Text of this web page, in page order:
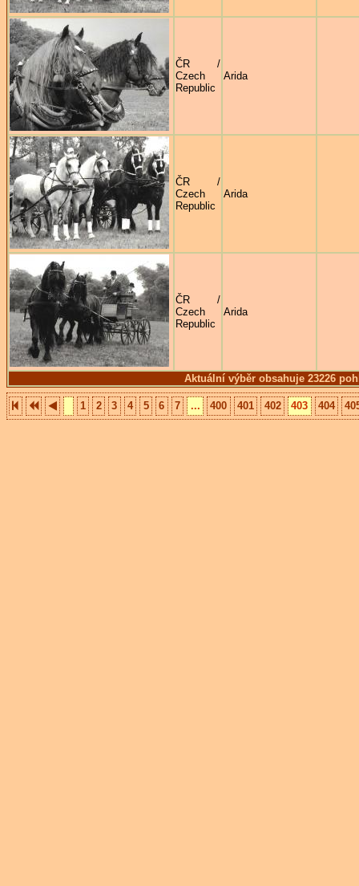
Aktuální výběr obsahuje 23226
ČR /
Czech
Republic
Arida
ČR /
Czech
Republic
Arida
ČR /
Czech
Republic
Arida
1 2 3 4 5 6 7 ... 400 401 402 403 404